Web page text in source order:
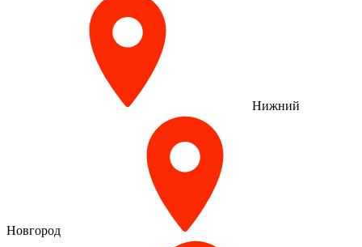
Нижний
Новгород